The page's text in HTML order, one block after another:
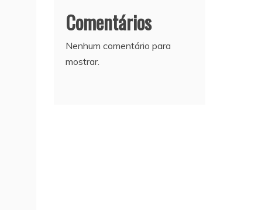
Comentários
Nenhum comentário para
mostrar.